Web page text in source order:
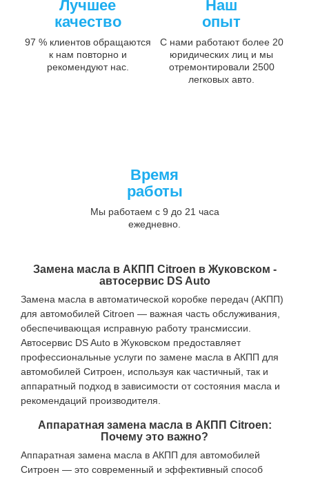
Лучшее
качество
97 % клиентов обращаются
к нам повторно и
рекомендуют нас.
Наш
опыт
С нами работают более 20
юридических лиц и мы
отремонтировали 2500
легковых авто.
Время
работы
Мы работаем с 9 до 21 часа
ежедневно.
Замена масла в АКПП Citroen в Жуковском -
автосервис DS Auto
Замена масла в автоматической коробке передач (АКПП)
для автомобилей Citroen — важная часть обслуживания,
обеспечивающая исправную работу трансмиссии.
Автосервис DS Auto в Жуковском предоставляет
профессиональные услуги по замене масла в АКПП для
автомобилей Ситроен, используя как частичный, так и
аппаратный подход в зависимости от состояния масла и
рекомендаций производителя.
Аппаратная замена масла в АКПП Citroen:
Почему это важно?
Аппаратная замена масла в АКПП для автомобилей
Ситроен — это современный и эффективный способ